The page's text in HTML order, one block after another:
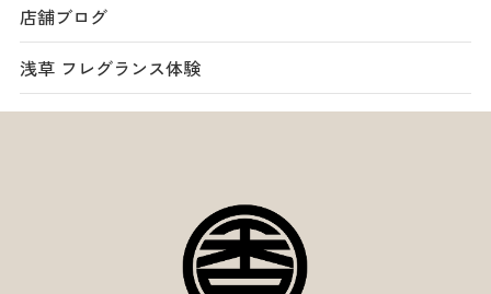
店舗ブログ
浅草 フレグランス体験